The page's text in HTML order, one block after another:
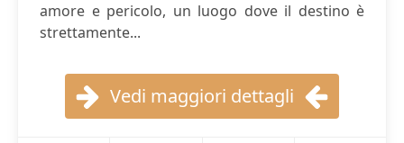
amore e pericolo, un luogo dove il destino è
strettamente...
Vedi maggiori dettagli